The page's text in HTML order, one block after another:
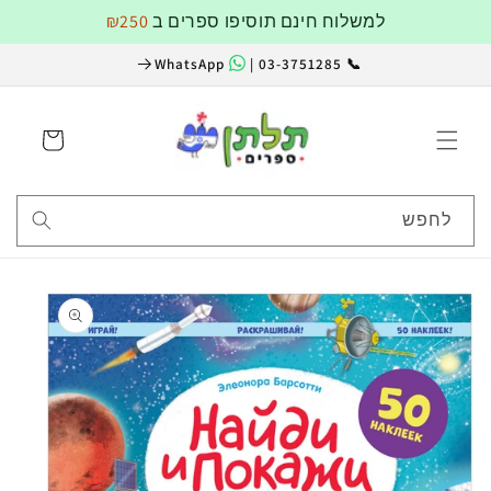
למשלוח חינם תוסיפו ספרים ב₪250
📞 03-3751285 |
עגלה
לחפש
על
מוצרים